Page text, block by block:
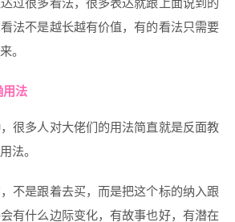
过很多看法，很多表达就跟上面说到的
法不是越长越有价值，有的看法只需要
。
用法
很多人对大佬们的用法简直就是反面教
法。
不是跟着去买，而是把这个标的纳入跟
有什么边际变化，有故事也好，有潜在